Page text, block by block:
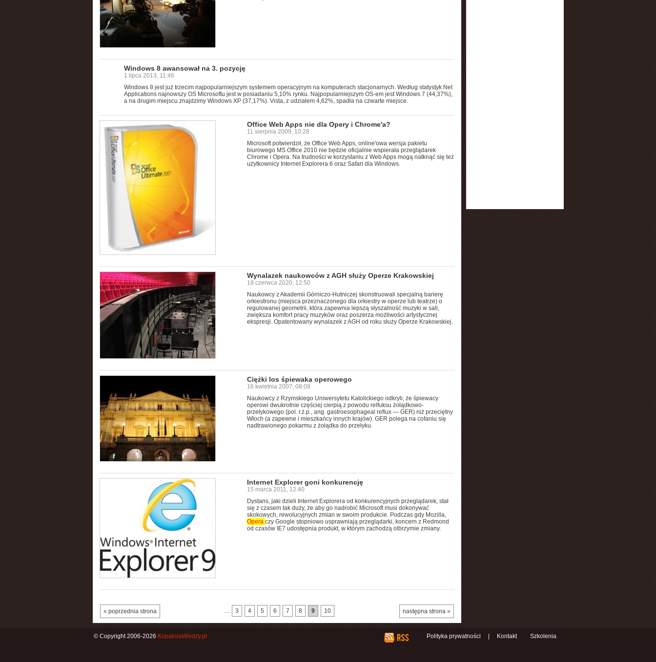
Windows 8 awansował na 3. pozycję
1 lipca 2013, 11:46
Windows 8 jest już trzecim najpopularniejszym systemem operacyjnym na komputerach stacjonarnych. Według statystyk Net
Applications najnowszy OS Microsoftu jest w posiadaniu 5,10% rynku. Najpopularniejszym OS-em jest Windows 7 (44,37%),
a na drugim miejscu znajdzimy Windows XP (37,17%). Vista, z udziałem 4,62%, spadła na czwarte miejsce.
Office Web Apps nie dla Opery i Chrome'a?
11 sierpnia 2009, 10:28
Microsoft potwierdził, że Office Web Apps, online'owa wersja pakietu
biurowego MS Office 2010 nie będzie oficjalnie wspierała przeglądarek
Chrome i Opera. Na trudności w korzystaniu z Web Apps mogą natknąć się też
użytkownicy Internet Explorera 6 oraz Safari dla Windows.
Wynalazek naukowców z AGH służy Operze Krakowskiej
18 czerwca 2020, 12:50
Naukowcy z Akademii Górniczo-Hutniczej skonstruowali specjalną barierę
orkiestronu (miejsca przeznaczonego dla orkiestry w operze lub teatrze) o
regulowanej geometrii, która zapewnia lepszą słyszalność muzyki w sali,
zwiększa komfort pracy muzyków oraz poszerza możliwości artystycznej
ekspresji. Opatentowany wynalazek z AGH od roku służy Operze Krakowskiej.
Ciężki los śpiewaka operowego
16 kwietnia 2007, 08:09
Naukowcy z Rzymskiego Uniwersytetu Katolickiego odkryli, że śpiewacy
operowi dwukrotnie częściej cierpią z powodu relfuksu żołądkowo-
przełykowego (pol. r.ż.p., ang. gastroesophageal reflux — GER) niż przeciętny
Włoch (a zapewne i mieszkańcy innych krajów). GER polega na cofaniu się
nadtrawionego pokarmu z żołądka do przełyku.
Internet Explorer goni konkurencję
15 marca 2011, 12:40
Dystans, jaki dzieli Internet Explorera od konkurencyjnych przeglądarek, stał
się z czasem tak duży, że aby go nadrobić Microsoft musi dokonywać
skokowych, rewolucyjnych zmian w swoim produkcie. Podczas gdy Mozilla,
Opera czy Google stopniowo usprawniają przeglądarki, koncern z Redmond
od czasów IE7 udostępnia produkt, w którym zachodzą olbrzymie zmiany.
« poprzednia strona następna strona »
3 4 5 6 7 8 9 10
Polityka prywatności | Kontakt Szkolenia
© Copyright 2006-2026 KopalniaWiedzy.pl